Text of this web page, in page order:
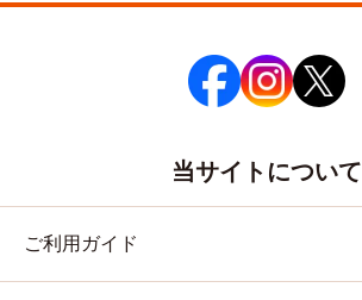
当サイトについて
ご利用ガイド